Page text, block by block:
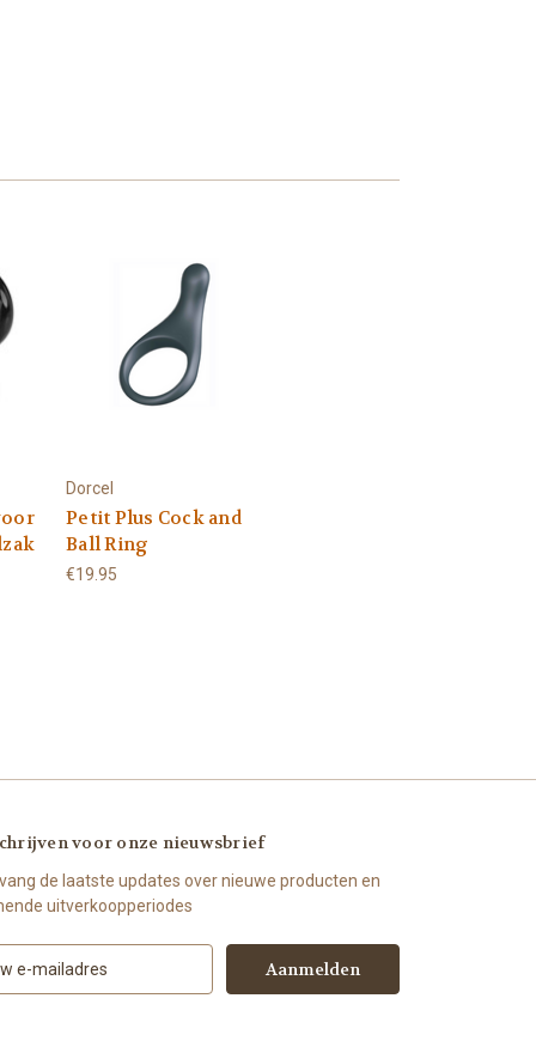
Dorcel
Petit Plus Cock and
Ball Ring
€19.95
voor onze nieuwsbrief
de laatste updates over nieuwe producten en
uitverkoopperiodes